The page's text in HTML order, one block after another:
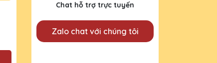
Chat hỗ trợ trực tuyến
Zalo chat với chúng tôi